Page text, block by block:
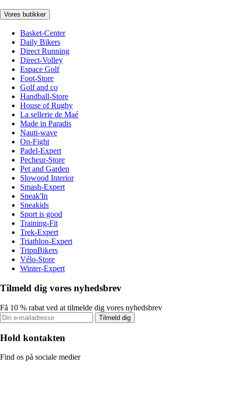
Vores butikker
Basket-Center
Daily Bikers
Direct Running
Direct-Volley
Espace Golf
Foot-Store
Golf and co
Handball-Store
House of Rugby
La sellerie de Maé
Made in Paradis
Nauti-wave
On-Fight
Padel-Expert
Pecheur-Store
Pet and Garden
Slowood Interior
Smash-Expert
Sneak'In
Sneakids
Sport is good
Training-Fit
Trek-Expert
Triathlon-Expert
TripnBikers
Vélo-Store
Winter-Expert
Tilmeld dig vores nyhedsbrev
Få 10 % rabat ved at tilmelde dig vores nyhedsbrev
Tilmeld dig
Hold kontakten
Find os på sociale medier